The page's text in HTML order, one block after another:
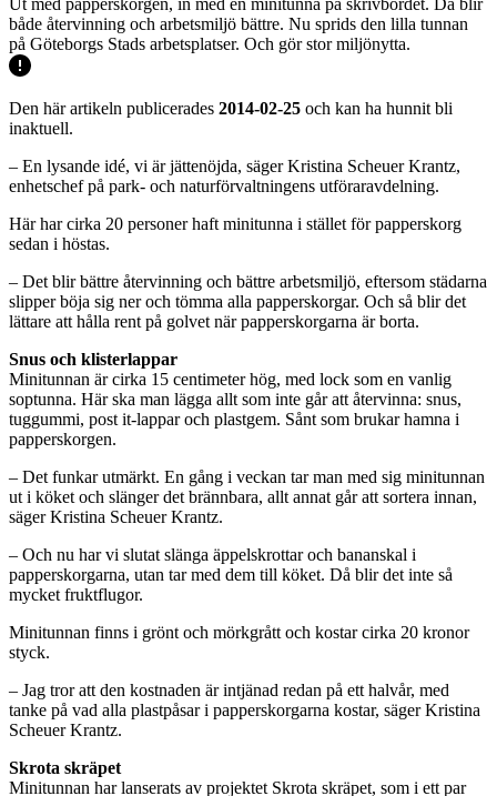
både återvinning och arbetsmiljö bättre. Nu sprids den lilla tunnan
på Göteborgs Stads arbetsplatser. Och gör stor miljönytta.
Den här artikeln publicerades 2014-02-25 och kan ha hunnit bli
inaktuell.
– En lysande idé, vi är jättenöjda, säger Kristina Scheuer Krantz,
enhetschef på park- och naturförvaltningens utföraravdelning.
Här har cirka 20 personer haft minitunna i stället för papperskorg
sedan i höstas.
– Det blir bättre återvinning och bättre arbetsmiljö, eftersom städarna
slipper böja sig ner och tömma alla papperskorgar. Och så blir det
lättare att hålla rent på golvet när papperskorgarna är borta.
Snus och klisterlappar
Minitunnan är cirka 15 centimeter hög, med lock som en vanlig
soptunna. Här ska man lägga allt som inte går att återvinna: snus,
tuggummi, post it-lappar och plastgem. Sånt som brukar hamna i
papperskorgen.
– Det funkar utmärkt. En gång i veckan tar man med sig minitunnan
ut i köket och slänger det brännbara, allt annat går att sortera innan,
säger Kristina Scheuer Krantz.
– Och nu har vi slutat slänga äppelskrottar och bananskal i
papperskorgarna, utan tar med dem till köket. Då blir det inte så
mycket fruktflugor.
Minitunnan finns i grönt och mörkgrått och kostar cirka 20 kronor
styck.
– Jag tror att den kostnaden är intjänad redan på ett halvår, med
tanke på vad alla plastpåsar i papperskorgarna kostar, säger Kristina
Scheuer Krantz.
Skrota skräpet
Minitunnan har lanserats av projektet Skrota skräpet, som i ett par